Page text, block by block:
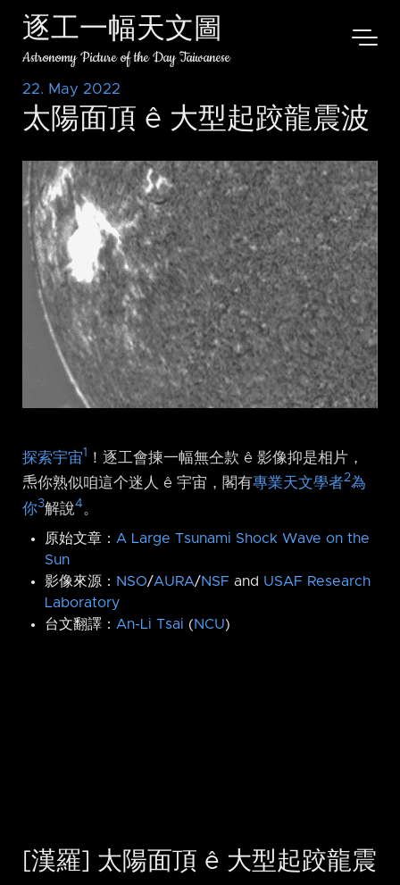
逐工一幅天文圖
Astronomy Picture of the Day Taiwanese
22. May 2022
太陽面頂 ê 大型起跤龍震波
探索宇宙1
！逐工會揀一幅無仝款 ê 影像抑是相片，
𤆬你熟似咱這个迷人 ê 宇宙，閣有專業天文學者2為
你3解說4 。
原始文章： A Large Tsunami Shock Wave on the
Sun
影像來源： NSO/AURA/NSF and USAF Research
Laboratory
台文翻譯： An-Li Tsai (NCU)
[漢羅] 太陽面頂 ê 大型起跤龍震